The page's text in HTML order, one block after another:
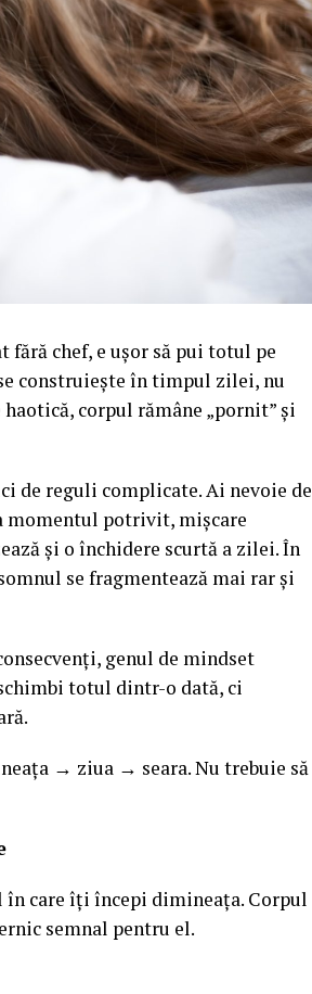
chef, e ușor să pui totul pe
construiește în timpul zilei, nu
corpul rămâne „pornit” și
de reguli complicate. Ai nevoie de
momentul potrivit, mișcare
și o închidere scurtă a zilei. În
se fragmentează mai rar și
genul de mindset
totul dintr-o dată, ci
→ ziua → seara. Nu trebuie să
în care îți începi dimineața. Corpul
semnal pentru el.